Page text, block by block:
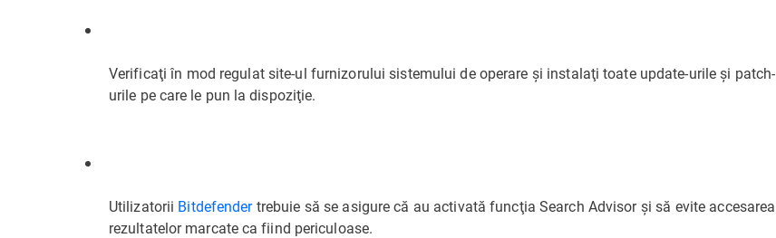
Verificaţi în mod regulat site-ul furnizorului sistemului de operare şi instalaţi toate update-urile şi patch-
urile pe care le pun la dispoziţie.
Utilizatorii Bitdefendertrebuie să se asigure că au activată funcţia Search Advisor şi să evite accesarea
rezultatelor marcate ca fiind periculoase.